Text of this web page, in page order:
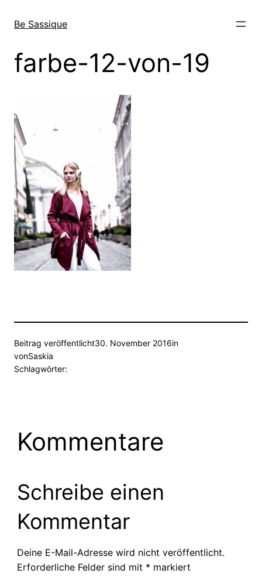
zum
wechseln
Be Sassique
farbe-12-von-19
Beitrag veröffentlicht30. November 2016in
vonSaskia
Schlagwörter:
Kommentare
Schreibe einen
Kommentar
Deine E-Mail-Adresse wird nicht veröffentlicht.
Erforderliche Felder sind mit * markiert